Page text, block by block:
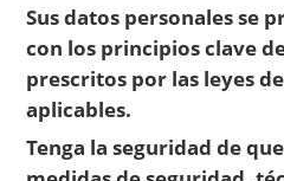
Sus datos personales se
con los principios clave
prescritos por las leyes
aplicables.
Tenga la seguridad de